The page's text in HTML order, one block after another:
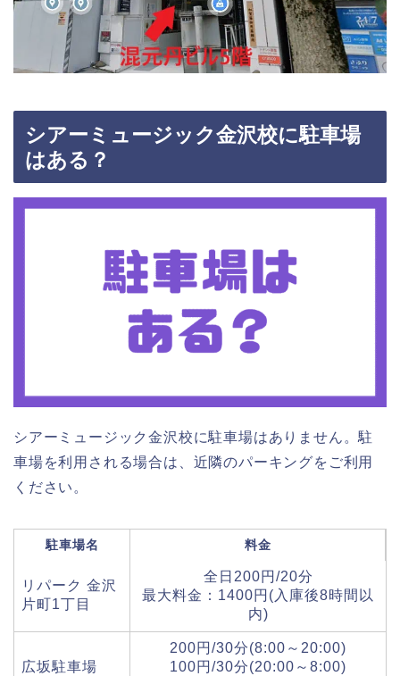
シアーミュージック金沢校に駐車場
はある？
シアーミュージック金沢校に駐車場はありません。駐
車場を利用される場合は、近隣のパーキングをご利用
ください。
駐車場名 料金
リパーク 金沢
片町1丁目
全日200円/20分
最大料金：1400円(入庫後8時間以
内)
広坂駐車場
200円/30分(8:00～20:00)
100円/30分(20:00～8:00)